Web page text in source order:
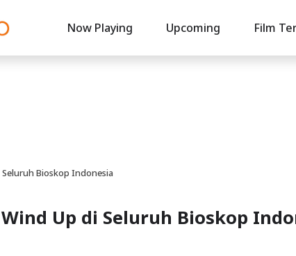
Now Playing Upcoming Film
Seluruh Bioskop Indonesia
Up di Seluruh Bioskop